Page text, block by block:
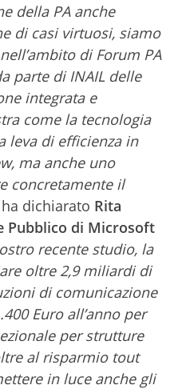
della PA anche
di casi virtuosi, siamo
di Forum PA
parte di INAIL delle
integrata e
come la tecnologia
leva di efficienza in
ma anche uno
concretamente il
ha dichiarato Rita
Pubblico di Microsoft
recente studio, la
oltre 2,9 miliardi di
di comunicazione
Euro all’anno per
per strutture
al risparmio tout
in luce anche gli